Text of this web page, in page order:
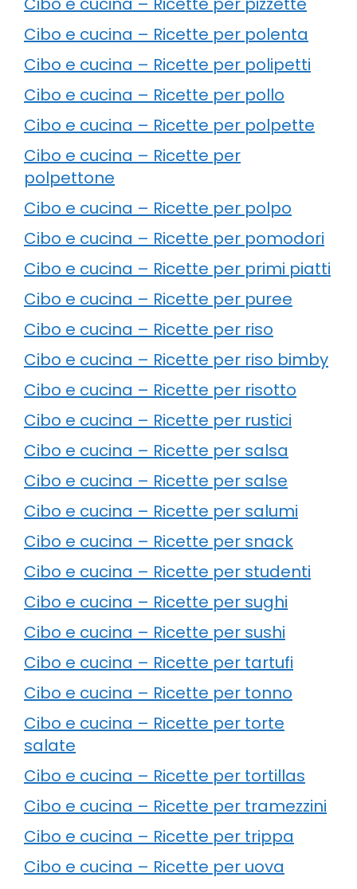
Cibo e cucina – Ricette per polenta
Cibo e cucina – Ricette per polipetti
Cibo e cucina – Ricette per pollo
Cibo e cucina – Ricette per polpette
Cibo e cucina – Ricette per
polpettone
Cibo e cucina – Ricette per polpo
Cibo e cucina – Ricette per pomodori
Cibo e cucina – Ricette per primi piatti
Cibo e cucina – Ricette per puree
Cibo e cucina – Ricette per riso
Cibo e cucina – Ricette per riso bimby
Cibo e cucina – Ricette per risotto
Cibo e cucina – Ricette per rustici
Cibo e cucina – Ricette per salsa
Cibo e cucina – Ricette per salse
Cibo e cucina – Ricette per salumi
Cibo e cucina – Ricette per snack
Cibo e cucina – Ricette per studenti
Cibo e cucina – Ricette per sughi
Cibo e cucina – Ricette per sushi
Cibo e cucina – Ricette per tartufi
Cibo e cucina – Ricette per tonno
Cibo e cucina – Ricette per torte
salate
Cibo e cucina – Ricette per tortillas
Cibo e cucina – Ricette per tramezzini
Cibo e cucina – Ricette per trippa
Cibo e cucina – Ricette per uova